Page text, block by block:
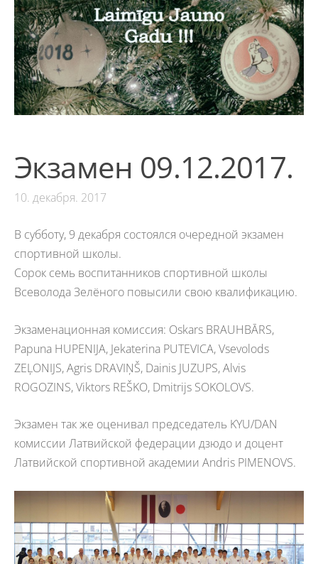
Экзамен 09.12.2017.
10. декабря. 2017
В субботу, 9 декабря состоялся очередной экзамен
спортивной школы.
Сорок семь воспитанников спортивной школы
Всеволода Зелёного повысили свою квалификацию.
Экзаменационная комиссия: Oskars BRAUHBĀRS,
Papuna HUPENIJA, Jekaterina PUTEVICA, Vsevolods
ZEĻONIJS, Agris DRAVIŅŠ, Dainis JUZUPS, Alvis
ROGOZINS, Viktors REŠKO, Dmitrijs SOKOLOVS.
Экзамен так же оценивал председатель KYU/DAN
комиссии Латвийской федерации дзюдо и доцент
Латвийской спортивной академии Andris PIMENOVS.